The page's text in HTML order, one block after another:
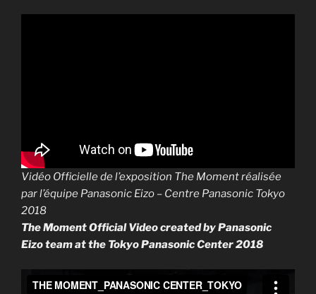
Vidéo Officielle de l’exposition The Moment réalisée
par l’équipe Panasonic Eizo – Centre Panasonic Tokyo
2018
The Moment Official Video created by Panasonic
Eizo team at the Tokyo Panasonic Center 2018